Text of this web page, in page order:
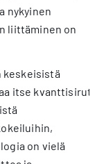
nykyinen
liittäminen on
keskeisistä
itse kvanttisirut
on vielä